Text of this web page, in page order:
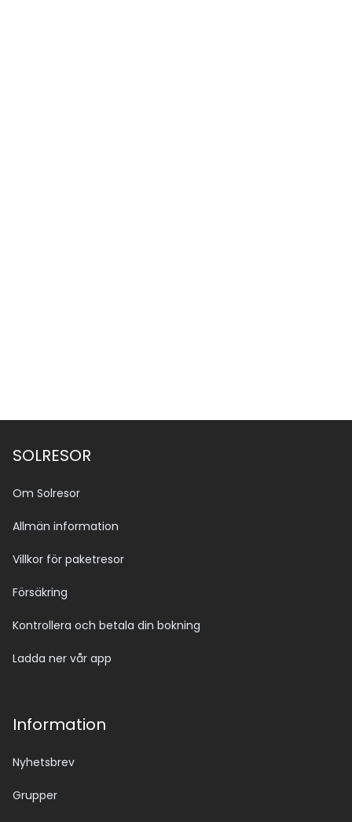
SOLRESOR
Om Solresor
Allmän information
Villkor för paketresor
Försäkring
Kontrollera och betala din bokning
Ladda ner vår app
Information
Nyhetsbrev
Grupper